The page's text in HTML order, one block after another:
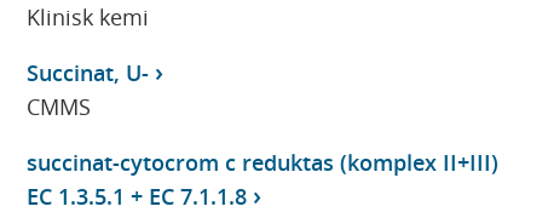
Klinisk kemi
Succinat, U-
CMMS
succinat-cytocrom c reduktas (komplex II+III)
EC 1.3.5.1 + EC 7.1.1.8